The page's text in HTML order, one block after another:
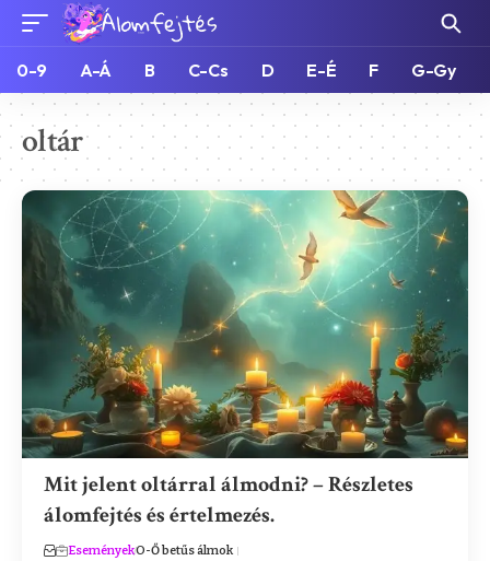
0-9 A-Á B C-Cs D E-É F G-Gy
oltár
Mit jelent oltárral álmodni? – Részletes
álomfejtés és értelmezés.
EseményekO-Ő betűs álmok